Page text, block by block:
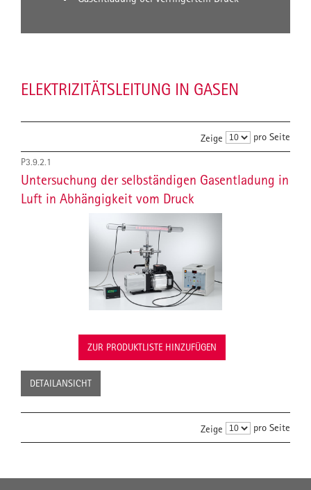
ELEKTRIZITÄTSLEITUNG IN GASEN
Zeige pro Seite
P3.9.2.1
Untersuchung der selbständigen Gasentladung in
Luft in Abhängigkeit vom Druck
ZUR PRODUKTLISTE HINZUFÜGEN
DETAILANSICHT
Zeige pro Seite